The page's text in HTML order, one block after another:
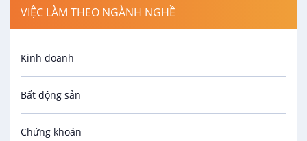
VIỆC LÀM THEO NGÀNH NGHỀ
Kinh doanh
Bất động sản
Chứng khoán